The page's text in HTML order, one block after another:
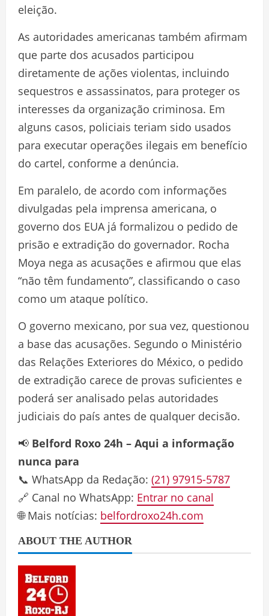
eleição.
As autoridades americanas também afirmam
que parte dos acusados participou
diretamente de ações violentas, incluindo
sequestros e assassinatos, para proteger os
interesses da organização criminosa. Em
alguns casos, policiais teriam sido usados
para executar operações ilegais em benefício
do cartel, conforme a denúncia.
Em paralelo, de acordo com informações
divulgadas pela imprensa americana, o
governo dos EUA já formalizou o pedido de
prisão e extradição do governador. Rocha
Moya nega as acusações e afirmou que elas
“não têm fundamento”, classificando o caso
como um ataque político.
O governo mexicano, por sua vez, questionou
a base das acusações. Segundo o Ministério
das Relações Exteriores do México, o pedido
de extradição carece de provas suficientes e
poderá ser analisado pelas autoridades
judiciais do país antes de qualquer decisão.
📢 Belford Roxo 24h – Aqui a informação
nunca para
📞 WhatsApp da Redação: (21) 97915-5787
🔗 Canal no WhatsApp: Entrar no canal
🌐 Mais notícias: belfordroxo24h.com
ABOUT THE AUTHOR